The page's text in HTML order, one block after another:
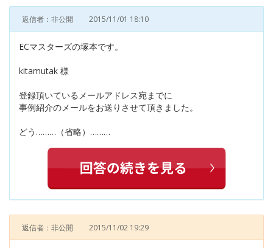
返信者：非公開 2015/11/01 18:10
ECマスターズの塚本です。
kitamutak 様
登録頂いているメールアドレス宛までに
事例紹介のメールをお送りさせて頂きました。
どう………（省略）………
返信者：非公開 2015/11/02 19:29